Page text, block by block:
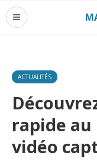
ACTUALITÉS
rapide
vidéo